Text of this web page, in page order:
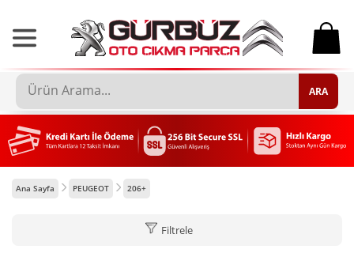
0
ARA
Ana Sayfa PEUGEOT 206+
Filtrele